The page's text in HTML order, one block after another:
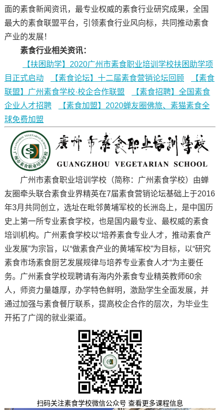
面的素食新闻资讯，最专业权威的素食行业研究成果，全国
最大的素食联盟平台，引领素食行业风向标，共同推动素食
产业的发展！
素食行业相关资讯：
【扶困助学】2020广州市素食职业培训学校扶困助学项
目正式启动
【素食论坛】十二届素食营销论坛回顾
【素食
联盟】广州素食学校·校企合作联盟
【素食招聘】全国素食
企业人才招聘
【素食加盟】2020蝉友圈佛旅、素猫素食全
球免费加盟
广州市素食职业培训学校（简称：广州素食学校）由蝉
友圈牵头联合素食业界精英在7届素食营销论坛基础上于2016
年3月共同创立，选址在毗邻黄埔军校的长洲岛上，是中国历
史上第一所专业素食学校，也是国内最专业、最权威的素食
培训机构。广州素食学校以“培养素食专业人才，推动素食产
业发展”为宗旨，以“做素食产业的黄埔军校”为目标，以“研究
素食市场素食厨艺发展规律与培养专业素食人才“为主要任
务。广州素食学校现聘请有海内外素食专业精英教师60余
人，师资力量雄厚，办学特色鲜明，激励学生全面发展，并
通过加强与素食餐厅联系，提高校企合作的层次，为毕业生
开拓了广阔的就业渠道。
扫码关注素食学校微信公众号 查看更多课程信息